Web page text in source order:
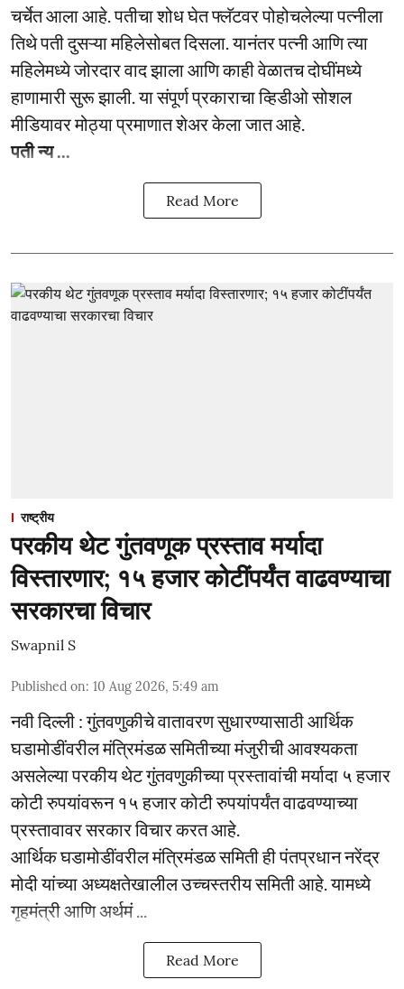
चर्चेत आला आहे. पतीचा शोध घेत फ्लॅटवर पोहोचलेल्या पत्नीला
तिथे पती दुसऱ्या महिलेसोबत दिसला. यानंतर पत्नी आणि त्या
महिलेमध्ये जोरदार वाद झाला आणि काही वेळातच दोघींमध्ये
हाणामारी सुरू झाली. या संपूर्ण प्रकाराचा व्हिडीओ सोशल
मीडियावर मोठ्या प्रमाणात शेअर केला जात आहे.
पती न्य ...
Read More
राष्ट्रीय
परकीय थेट गुंतवणूक प्रस्ताव मर्यादा
विस्तारणार; १५ हजार कोटींपर्यंत वाढवण्याचा
सरकारचा विचार
Swapnil S
Published on: 10 Aug 2026, 5:49 am
नवी दिल्ली : गुंतवणुकीचे वातावरण सुधारण्यासाठी आर्थिक
घडामोडींवरील मंत्रिमंडळ समितीच्या मंजुरीची आवश्यकता
असलेल्या परकीय थेट गुंतवणुकीच्या प्रस्तावांची मर्यादा ५ हजार
कोटी रुपयांवरून १५ हजार कोटी रुपयांपर्यंत वाढवण्याच्या
प्रस्तावावर सरकार विचार करत आहे.
आर्थिक घडामोडींवरील मंत्रिमंडळ समिती ही पंतप्रधान नरेंद्र
मोदी यांच्या अध्यक्षतेखालील उच्चस्तरीय समिती आहे. यामध्ये
गृहमंत्री आणि अर्थमं ...
Read More